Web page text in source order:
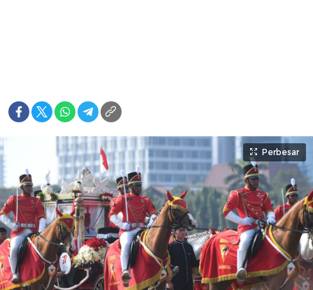
Perbesar